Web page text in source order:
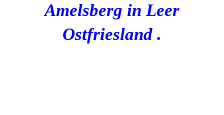
Amelsberg in Leer
Ostfriesland .